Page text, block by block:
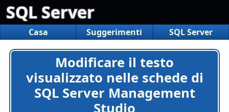
SQL Server
Casa Suggerimenti SQL Server
Modificare il testo
visualizzato nelle schede di
SQL Server Management
Studio